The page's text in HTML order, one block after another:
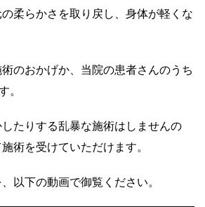
柔らかさを取り戻し、身体が軽くな
のおかげか、当院の患者さんのうち
。
たりする乱暴な施術はしませんの
術を受けていただけます。
以下の動画で御覧ください。